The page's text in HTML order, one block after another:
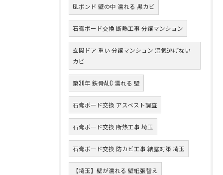
GLボンド 壁の中 濡れる 黒カビ
石膏ボード交換 断熱工事 分譲マンション
玄関ドア 重い 分譲マンション 湿気逃げない
カビ
築30年 鉄骨ALC 濡れる 壁
石膏ボード交換 アスベスト調査
石膏ボード交換 断熱工事 埼玉
石膏ボード交換 防カビ工事 結露対策 埼玉
【埼玉】壁が濡れる 壁紙張替え